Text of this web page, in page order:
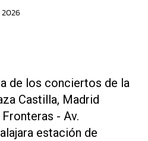
2026
de los conciertos de la
Castilla, Madrid
- Av.
estación de